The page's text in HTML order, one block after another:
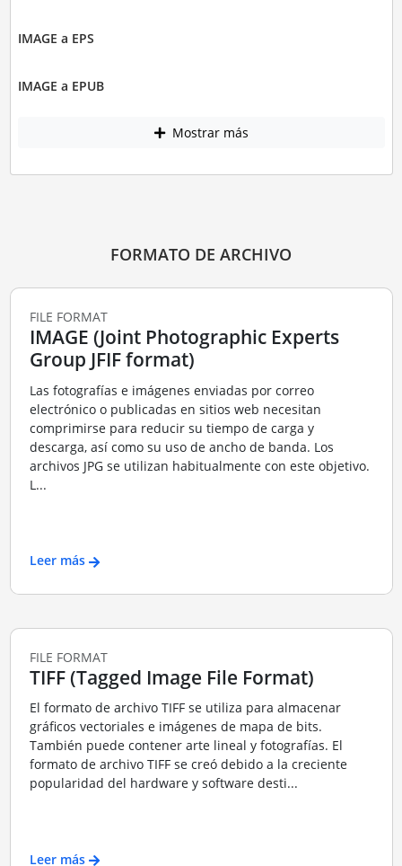
IMAGE a EPS
IMAGE a EPUB
Mostrar más
FORMATO DE ARCHIVO
FILE FORMAT
IMAGE (Joint Photographic Experts
Group JFIF format)
Las fotografías e imágenes enviadas por correo
electrónico o publicadas en sitios web necesitan
comprimirse para reducir su tiempo de carga y
descarga, así como su uso de ancho de banda. Los
archivos JPG se utilizan habitualmente con este objetivo.
L...
Leer más
FILE FORMAT
TIFF (Tagged Image File Format)
El formato de archivo TIFF se utiliza para almacenar
gráficos vectoriales e imágenes de mapa de bits.
También puede contener arte lineal y fotografías. El
formato de archivo TIFF se creó debido a la creciente
popularidad del hardware y software desti...
Leer más